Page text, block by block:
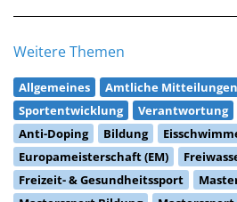
Weitere Themen
Allgemeines Amtliche Mitteilungen
Sportentwicklung
Verantwortung
Anti-Doping
Bildung
Europameisterschaft (EM)
Freizeit- & Gesundheitssport